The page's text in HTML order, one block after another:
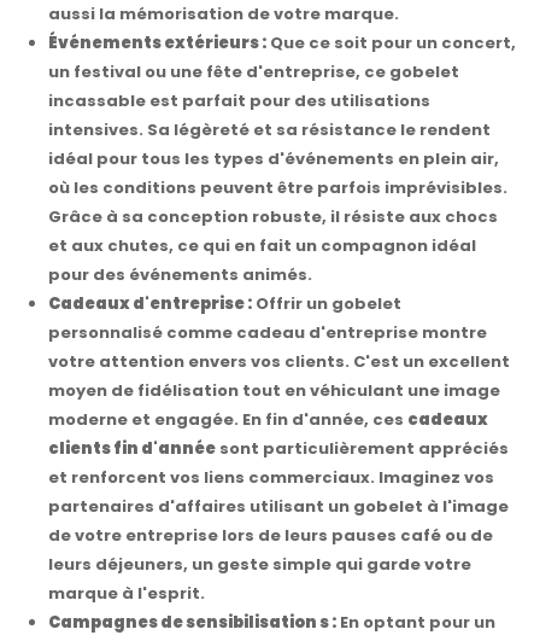
aussi la mémorisation de votre marque.
Événements extérieurs : Que ce soit pour un concert,
un festival ou une fête d'entreprise, ce gobelet
incassable est parfait pour des utilisations
intensives. Sa légèreté et sa résistance le rendent
idéal pour tous les types d'événements en plein air,
où les conditions peuvent être parfois imprévisibles.
Grâce à sa conception robuste, il résiste aux chocs
et aux chutes, ce qui en fait un compagnon idéal
pour des événements animés.
Cadeaux d'entreprise : Offrir un gobelet
personnalisé comme cadeau d'entreprise montre
votre attention envers vos clients. C'est un excellent
moyen de fidélisation tout en véhiculant une image
moderne et engagée. En fin d'année, ces cadeaux
clients fin d'année sont particulièrement appréciés
et renforcent vos liens commerciaux. Imaginez vos
partenaires d'affaires utilisant un gobelet à l'image
de votre entreprise lors de leurs pauses café ou de
leurs déjeuners, un geste simple qui garde votre
marque à l'esprit.
Campagnes de sensibilisation s : En optant pour un